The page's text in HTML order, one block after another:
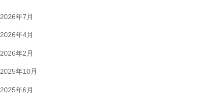
2026年7月
2026年4月
2026年2月
2025年10月
2025年6月